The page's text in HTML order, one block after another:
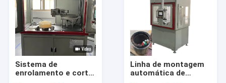
Sistema de
enrolamento e corte
Linha de montagem
automática de